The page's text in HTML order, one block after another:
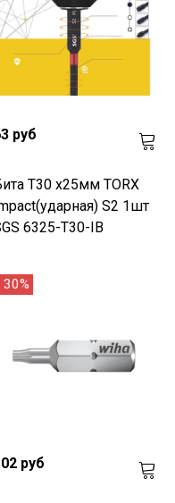
руб
T30 х25мм TORX
S2 1шт
6325-T30-IB
30%
руб